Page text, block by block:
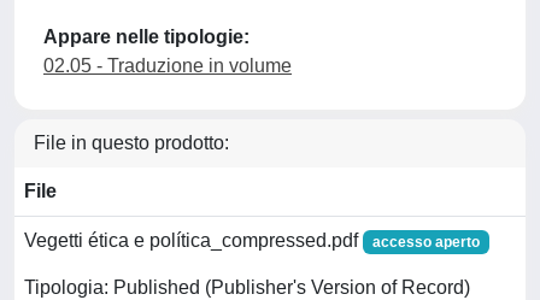
Appare nelle tipologie:
02.05 - Traduzione in volume
File in questo prodotto:
File
Vegetti ética e política_compressed.pdf accesso aperto
Tipologia: Published (Publisher's Version of Record)